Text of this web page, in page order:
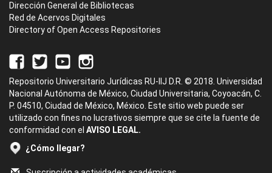
Dirección General de Bibliotecas
Red de Acervos Digitales
Directory of Open Access Repositories
Repositorio Universitario Jurídicas RU-IIJ D.R. © 2018. Universidad
Nacional Autónoma de México, Ciudad Universitaria, Coyoacán, C.
P. 04510, Ciudad de México, México. Este sitio web puede ser
utilizado con fines no lucrativos siempre que se cite la fuente de
conformidad con el AVISO LEGAL.
¿Cómo llegar?